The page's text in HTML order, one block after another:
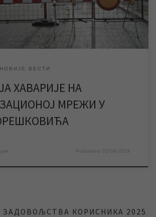
у улици Марка Орешковића, због […]
ВЕСТИ
ХАВАРИЈЕ НА
МРЕЖИ У
Published 02/04/2024
КОРИСНИКА 2025